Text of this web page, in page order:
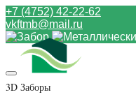
+7 (4752) 42-22-62
vkftmb@mail.ru
3D Заборы